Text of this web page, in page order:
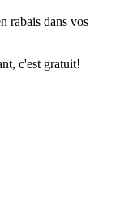
rabais dans vos
c'est gratuit!